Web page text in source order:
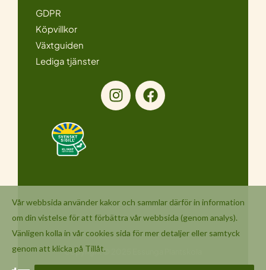
GDPR
Köpvillkor
Växtguiden
Lediga tjänster
I
n
a
m
F
a
k
Copyright © 2025 Essunga Plantskola
Vår webbsida använder kakor och sammlar därför in information
om din vistelse för att förbättra vår webbsida (genom analys).
Vänligen kolla in vår cookies sida för mer detaljer eller samtyck
genom att klicka på Tillåt.